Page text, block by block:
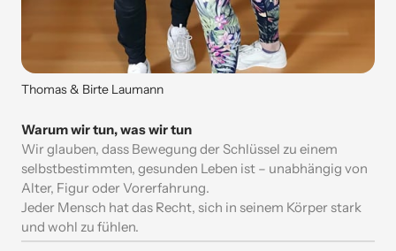
Thomas & Birte Laumann
Wir glauben, dass Bewegung der Schlüssel zu
selbstbestimmten, gesunden Leben ist – unabhängig
Alter, Figur oder Vorerfahrung.
Jeder Mensch hat das Recht, sich in seinem Körper
und wohl zu fühlen.